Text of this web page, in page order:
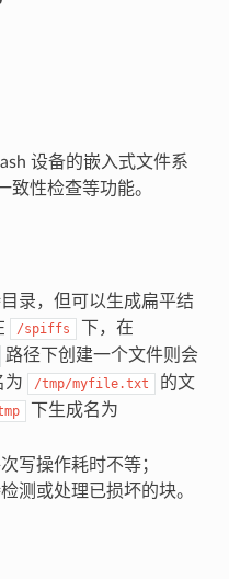
设备的嵌入式文件系
致性检查等功能。
录，但可以生成扁平结
/spiffs 下，在
路径下创建一个文件则会
为
/tmp/myfile.txt
的文
下生成名为
写操作耗时不等；
测或处理已损坏的块。